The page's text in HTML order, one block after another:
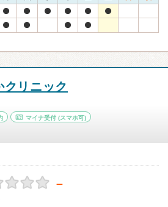
リニック
マイナ受付 (スマホ可)
－